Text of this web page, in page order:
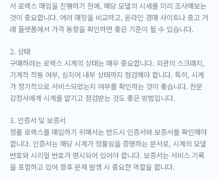
서 로렉스 매입을 진행하기 전에, 해당 모델의 시세를 미리 조사해보는
것이 중요합니다. 여러 매장을 비교하고, 온라인 경매 사이트나 중고 거
래 플랫폼에서 가격 동향을 확인하면 좋은 기준이 될 수 있습니다.
2. 상태
구매하려는 로렉스 시계의 상태는 매우 중요합니다. 외관의 스크래치,
기계적 작동 여부, 심지어 내부 상태까지 점검해야 합니다. 특히, 시계
가 정기적으로 서비스되었는지 여부를 확인하는 것이 좋습니다. 전문
감정사에게 시계를 맡기고 점검받는 것도 좋은 방법입니다.
3. 인증서 및 보증서
정품 로렉스를 매입하기 위해서는 반드시 인증서와 보증서를 확인해야
합니다. 인증서는 해당 시계가 정품임을 증명하는 문서로, 시계의 모델
번호와 시리얼 번호가 명시되어 있어야 합니다. 보증서는 서비스 기록
을 포함하고 있어 향후 문제 발생 시 중요한 역할을 합니다.